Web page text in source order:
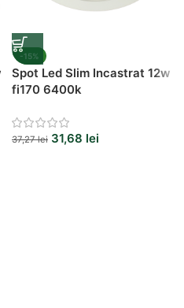
-15%
Spot Led Slim Incastrat 12w
fi170 6400k
37,27lei 31,68 lei